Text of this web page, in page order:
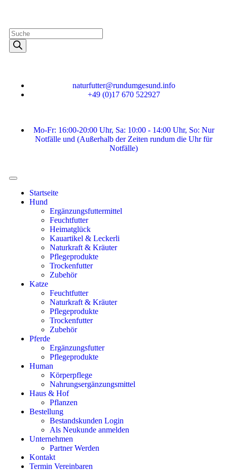
naturfutter@rundumgesund.info
+49 (0)17 670 522927
Mo-Fr: 16:00-20:00 Uhr, Sa: 10:00 - 14:00 Uhr, So: Nur
Notfälle und (Außerhalb der Zeiten rundum die Uhr für
Notfälle)
Startseite
Hund
Ergänzungsfuttermittel
Feuchtfutter
Heimatglück
Kauartikel & Leckerli
Naturkraft & Kräuter
Pflegeprodukte
Trockenfutter
Zubehör
Katze
Feuchtfutter
Naturkraft & Kräuter
Pflegeprodukte
Trockenfutter
Zubehör
Pferde
Ergänzungsfutter
Pflegeprodukte
Human
Körperpflege
Nahrungsergänzungsmittel
Haus & Hof
Pflanzen
Bestellung
Bestandskunden Login
Als Neukunde anmelden
Unternehmen
Partner Werden
Kontakt
Termin Vereinbaren